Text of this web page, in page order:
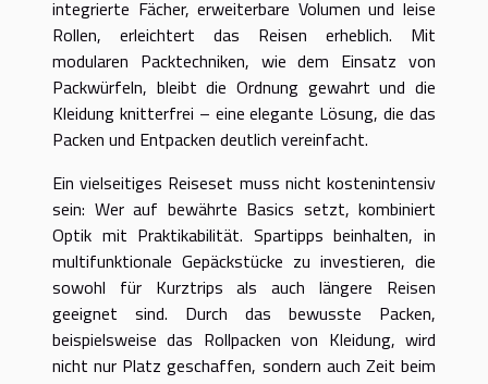
integrierte Fächer, erweiterbare Volumen und leise
Rollen, erleichtert das Reisen erheblich. Mit
modularen Packtechniken, wie dem Einsatz von
Packwürfeln, bleibt die Ordnung gewahrt und die
Kleidung knitterfrei – eine elegante Lösung, die das
Packen und Entpacken deutlich vereinfacht.
Ein vielseitiges Reiseset muss nicht kostenintensiv
sein: Wer auf bewährte Basics setzt, kombiniert
Optik mit Praktikabilität. Spartipps beinhalten, in
multifunktionale Gepäckstücke zu investieren, die
sowohl für Kurztrips als auch längere Reisen
geeignet sind. Durch das bewusste Packen,
beispielsweise das Rollpacken von Kleidung, wird
nicht nur Platz geschaffen, sondern auch Zeit beim